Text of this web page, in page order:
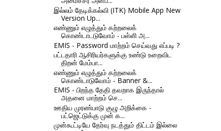
இல்லம் தேடிக்கல்வி (ITK) Mobile App New
Version Up...
எண்ணும் எழுத்தும் கற்றலைக்
கொண்டாடடுவோம் - பள்ளி அ...
EMIS - Password மாற்றம் செய்வது எப்படி ?
பட்டதாரி ஆசிரியர்களுக்கு உண்டு உறைவிட
திறன் மேம்பா...
எண்ணும் எழுத்தும் கற்றலைக்
கொண்டாடுவோம் - Banner &...
EMIS - பிறந்த தேதி தவறாக இருந்தால்
அதனை மாற்றம் செ...
ஊதிய முரண்பாடு குழு அறிக்கை -
பட்ஜெட்டுக்கு முன் க...
முன்கூட்டியே தேர்வு நடத்தும் திட்டம் இல்லை